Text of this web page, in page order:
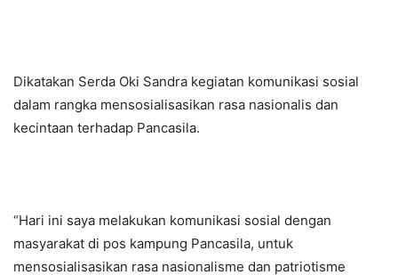
Dikatakan Serda Oki Sandra kegiatan komunikasi sosial
dalam rangka mensosialisasikan rasa nasionalis dan
kecintaan terhadap Pancasila.
“Hari ini saya melakukan komunikasi sosial dengan
masyarakat di pos kampung Pancasila, untuk
mensosialisasikan rasa nasionalisme dan patriotisme